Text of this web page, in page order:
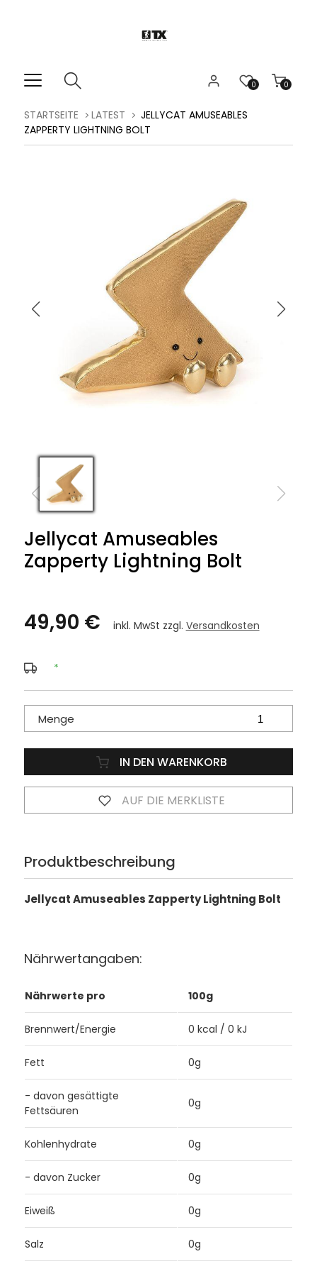
0
0
STARTSEITE LATEST
JELLYCAT AMUSEABLES
ZAPPERTY LIGHTNING BOLT
Jellycat Amuseables
Zapperty Lightning Bolt
49,90 € inkl. MwSt zzgl. Versandkosten
*
Menge
IN DEN WARENKORB
AUF DIE MERKLISTE
Produktbeschreibung
Jellycat Amuseables Zapperty Lightning Bolt
Nährwertangaben:
Nährwerte pro 100g
Brennwert/Energie 0 kcal / 0 kJ
Fett 0g
- davon gesättigte
Fettsäuren
0g
Kohlenhydrate 0g
- davon Zucker 0g
Eiweiß 0g
Salz 0g